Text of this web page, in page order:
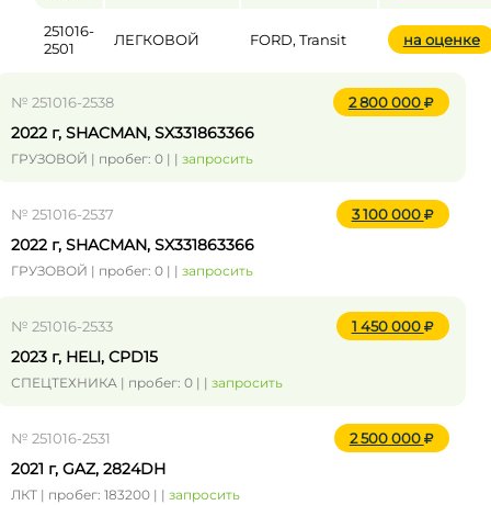
251016-
2501
ЛЕГКОВОЙ FORD, Transit на оценке
№ 251016-2538 2 800 000
2022 г, SHACMAN, SX331863366
ГРУЗОВОЙ | пробег: 0 | | запросить
№ 251016-2537 3 100 000
2022 г, SHACMAN, SX331863366
ГРУЗОВОЙ | пробег: 0 | | запросить
№ 251016-2533 1 450 000
2023 г, HELI, CPD15
СПЕЦТЕХНИКА | пробег: 0 | | запросить
№ 251016-2531 2 500 000
2021 г, GAZ, 2824DH
ЛКТ | пробег: 183200 | | запросить